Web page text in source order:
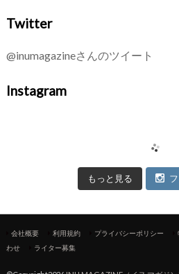
Twitter
@inumagazineさんのツイート
Instagram
もっと見る
会社概要 利用規約 プライバシーポリシー
わせ
ライター募集